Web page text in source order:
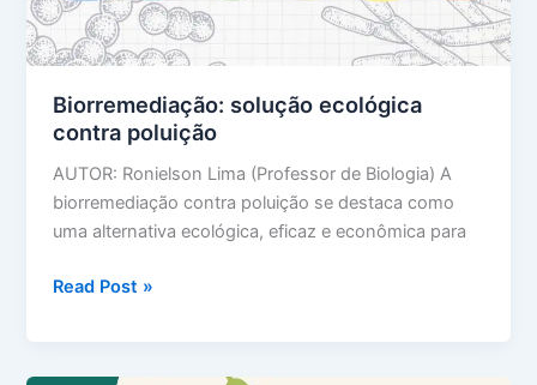
Biorremediação: solução ecológica
contra poluição
AUTOR: Ronielson Lima (Professor de Biologia) A
biorremediação contra poluição se destaca como
uma alternativa ecológica, eficaz e econômica para
Biorremediação:
contra
Read Post »